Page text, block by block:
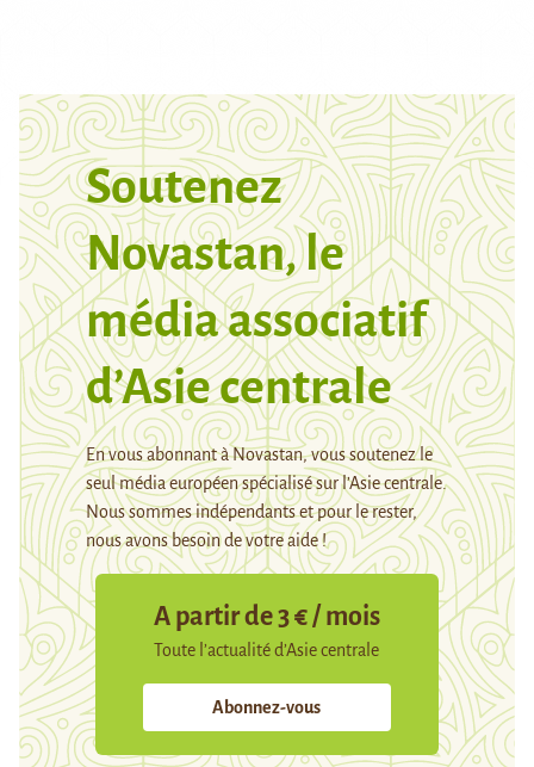
Soutenez
Novastan, le
média associatif
d’Asie centrale
En vous abonnant à Novastan, vous soutenez le
seul média européen spécialisé sur l’Asie centrale.
Nous sommes indépendants et pour le rester,
nous avons besoin de votre aide !
A partir de 3 € / mois
Toute l’actualité d’Asie centrale
Abonnez-vous